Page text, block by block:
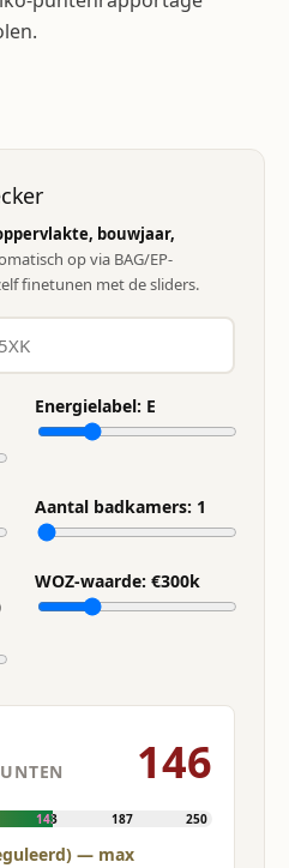
bouwjaar,
op via BAG/EP-
finetunen met de sliders.
Energielabel: E
Aantal badkamers: 1
WOZ-waarde: €300k
146
143 187 250
— max